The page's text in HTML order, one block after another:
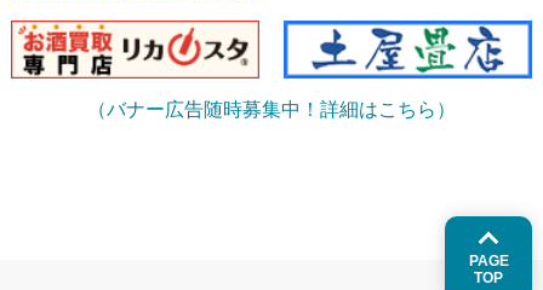
（バナー広告随時募集中！詳細はこちら）
PAGE
TOP